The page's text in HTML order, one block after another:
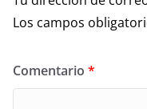
Los campos
Comentario *